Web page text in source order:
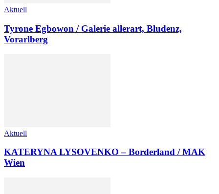
Aktuell
Tyrone Egbowon / Galerie allerart, Bludenz,
Vorarlberg
Aktuell
KATERYNA LYSOVENKO – Borderland / MAK
Wien